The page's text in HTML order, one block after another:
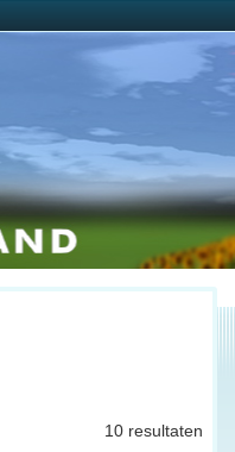
10 resultaten